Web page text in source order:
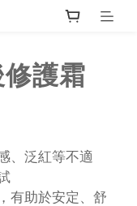
護霜
、泛紅等不適
有助於安定、舒